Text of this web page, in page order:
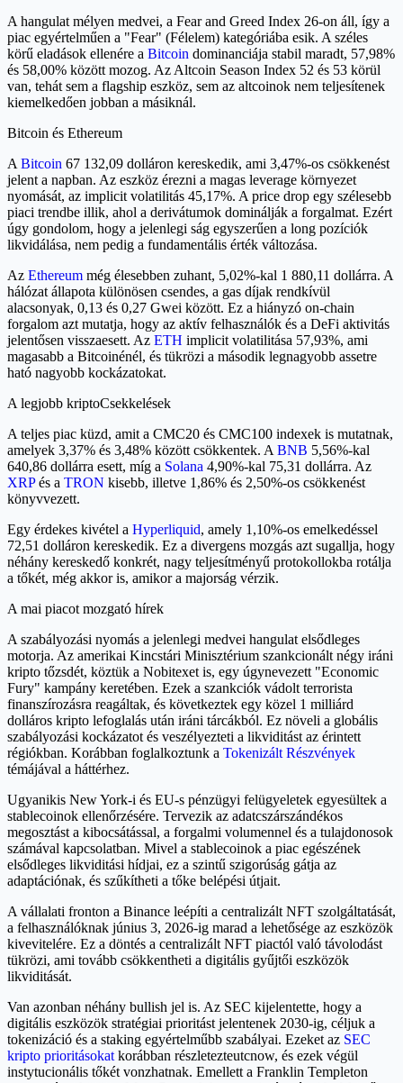
A hangulat mélyen medvei, a Fear and Greed Index 26-on áll, így a
piac egyértelműen a "Fear" (Félelem) kategóriába esik. A széles
körű eladások ellenére a Bitcoin dominanciája stabil maradt, 57,98%
és 58,00% között mozog. Az Altcoin Season Index 52 és 53 körül
van, tehát sem a flagship eszköz, sem az altcoinok nem teljesítenek
kiemelkedően jobban a másiknál.
Bitcoin és Ethereum
A Bitcoin 67 132,09 dolláron kereskedik, ami 3,47%-os csökkenést
jelent a napban. Az eszköz érezni a magas leverage környezet
nyomását, az implicit volatilitás 45,17%. A price drop egy szélesebb
piaci trendbe illik, ahol a derivátumok dominálják a forgalmat. Ezért
úgy gondolom, hogy a jelenlegi ság egyszerűen a long pozíciók
likvidálása, nem pedig a fundamentális érték változása.
Az Ethereum még élesebben zuhant, 5,02%-kal 1 880,11 dollárra. A
hálózat állapota különösen csendes, a gas díjak rendkívül
alacsonyak, 0,13 és 0,27 Gwei között. Ez a hiányzó on-chain
forgalom azt mutatja, hogy az aktív felhasználók és a DeFi aktivitás
jelentősen visszaesett. Az ETH implicit volatilitása 57,93%, ami
magasabb a Bitcoinénél, és tükrözi a második legnagyobb assetre
ható nagyobb kockázatokat.
A legjobb kriptoCsekkelések
A teljes piac küzd, amit a CMC20 és CMC100 indexek is mutatnak,
amelyek 3,37% és 3,48% között csökkentek. A BNB 5,56%-kal
640,86 dollárra esett, míg a Solana 4,90%-kal 75,31 dollárra. Az
XRPés a TRON kisebb, illetve 1,86% és 2,50%-os csökkenést
könyvvezett.
Egy érdekes kivétel a Hyperliquid, amely 1,10%-os emelkedéssel
72,51 dolláron kereskedik. Ez a divergens mozgás azt sugallja, hogy
néhány kereskedő konkrét, nagy teljesítményű protokollokba rotálja
a tőkét, még akkor is, amikor a majorság vérzik.
A mai piacot mozgató hírek
A szabályozási nyomás a jelenlegi medvei hangulat elsődleges
motorja. Az amerikai Kincstári Minisztérium szankcionált négy iráni
kripto tőzsdét, köztük a Nobitexet is, egy úgynevezett "Economic
Fury" kampány keretében. Ezek a szankciók vádolt terrorista
finanszírozásra reagáltak, és következtek egy közel 1 milliárd
dolláros kripto lefoglalás után iráni tárcákból. Ez növeli a globális
szabályozási kockázatot és veszélyezteti a likviditást az érintett
régiókban. Korábban foglalkoztunk a Tokenizált Részvények
témájával a háttérhez.
Ugyanikis New York-i és EU-s pénzügyi felügyeletek egyesültek a
stablecoinok ellenőrzésére. Tervezik az adatcszárszándékos
megosztást a kibocsátással, a forgalmi volumennel és a tulajdonosok
számával kapcsolatban. Mivel a stablecoinok a piac egészének
elsődleges likviditási hídjai, ez a szintű szigorúság gátja az
adaptációnak, és szűkítheti a tőke belépési útjait.
A vállalati fronton a Binance leépíti a centralizált NFT szolgáltatását,
a felhasználóknak június 3, 2026-ig marad a lehetősége az eszközök
kivevitelére. Ez a döntés a centralizált NFT piactól való távolodást
tükrözi, ami tovább csökkentheti a digitális gyűjtői eszközök
likviditását.
Van azonban néhány bullish jel is. Az SEC kijelentette, hogy a
digitális eszközök stratégiai prioritást jelentenek 2030-ig, céljuk a
tokenizáció és a staking egyértelműbb szabályai. Ezeket az SEC
kripto prioritásokat korábban részletezteutcnow, és ezek végül
instytucionális tőkét vonzhatnak. Emellett a Franklin Templeton